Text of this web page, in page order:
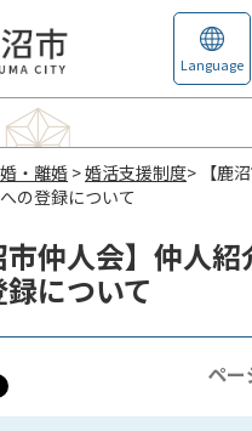
Language
・離婚 >婚活支援制度> 【鹿
の登録について
市仲人会】仲人
について
ペ